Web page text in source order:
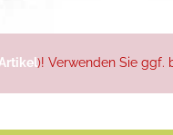
)! Verwenden Sie ggf.